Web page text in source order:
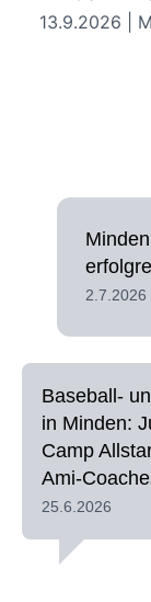
13.9.2026 |
2.7.2026
Baseball-
in Minden:
Camp
Ami-
25.6.2026